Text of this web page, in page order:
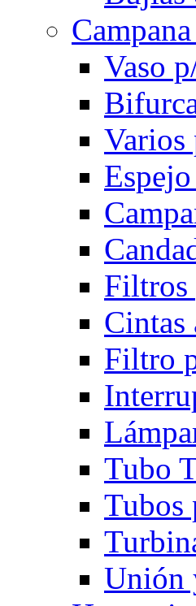
Vaso
Varios
Filtros
Cintas
Filtro
Tubo
Tubos
Unión